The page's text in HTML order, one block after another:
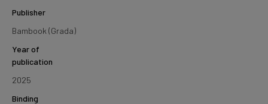
Publisher
Bambook (Grada)
Year of
publication
2025
Binding